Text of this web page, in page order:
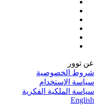
عن توور
شروط الخصوصية
سياسة الإستخدام
سياسة الملكية الفكرية
English